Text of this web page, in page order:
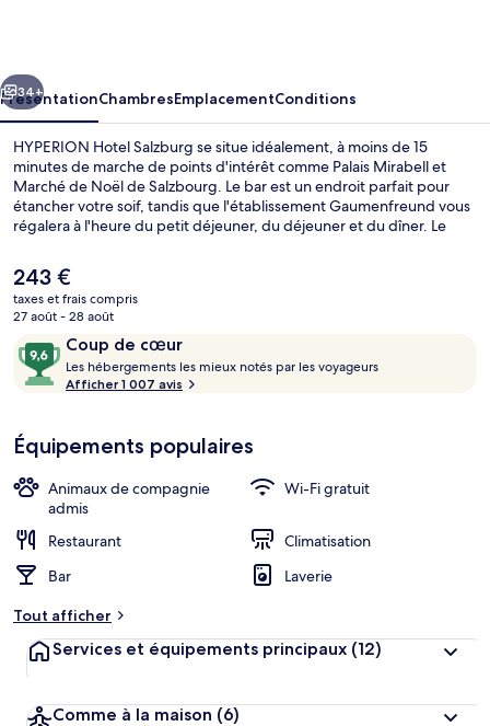
Suivant
34+
PrésentationChambresEmplacementConditions
HYPERION Hotel Salzburg se situe idéalement, à moins de 15
minutes de marche de points d'intérêt comme Palais Mirabell et
Marché de Noël de Salzbourg. Le bar est un endroit parfait pour
étancher votre soif, tandis que l'établissement Gaumenfreund vous
régalera à l'heure du petit déjeuner, du déjeuner et du dîner. Le
franc succès auprès des autres voyageurs.
Le
prix
actuel
de
243 €.
243 €
taxes et frais compris
27 août - 28 août
Avis
voyageurs
Coup de cœur
9,6
sur
10,
cœur
Les hébergements les mieux notés par les voyageurs
t
l
Afficher 1 007 avis
Équipements populaires
Animaux de compagnie
admis
Wi-Fi gratuit
Restaurant
Climatisation
Bar
Laverie
Tout afficher
Services et équipements principaux (12)
Comme à la maison (6)